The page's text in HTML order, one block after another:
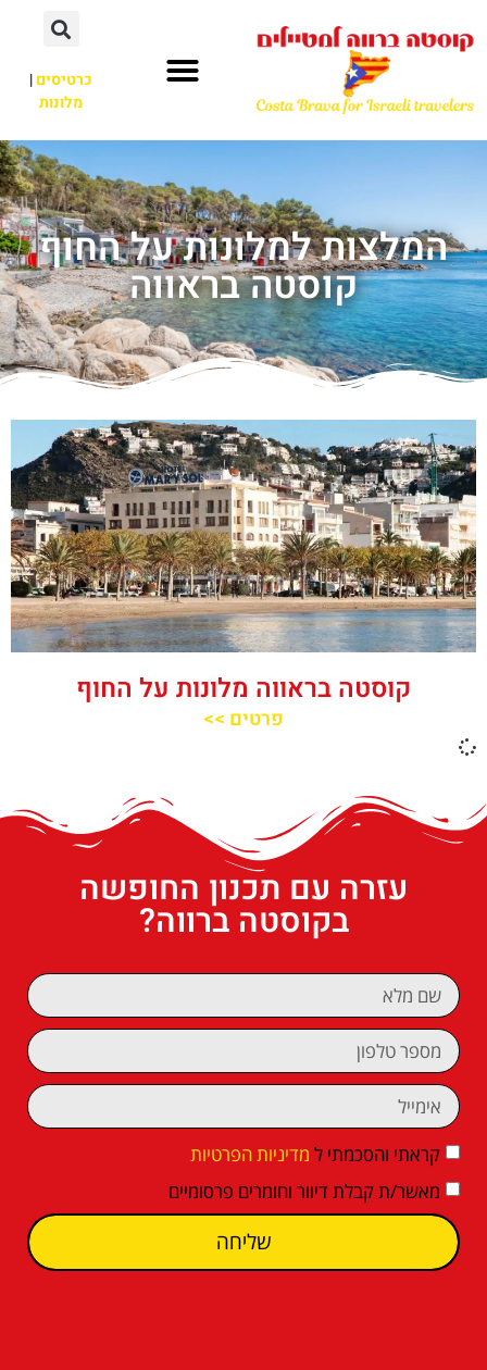
כרטיסים|
מלונות
המלצות למלונות על החוף
קוסטה בראווה
קוסטה בראווה מלונות על החוף
פרטים >>
עזרה עם תכנון החופשה
בקוסטה ברווה?
קראתי והסכמתי ל מדיניות הפרטיות
מאשר/ת קבלת דיוור וחומרים פרסומיים
שליחה